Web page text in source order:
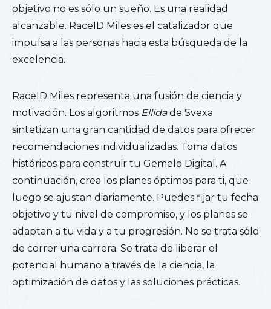
objetivo no es sólo un sueño. Es una realidad
alcanzable. RaceID Miles es el catalizador que
impulsa a las personas hacia esta búsqueda de la
excelencia.
RaceID Miles representa una fusión de ciencia y
motivación. Los algoritmos Ellidade Svexa
sintetizan una gran cantidad de datos para ofrecer
recomendaciones individualizadas. Toma datos
históricos para construir tu Gemelo Digital. A
continuación, crea los planes óptimos para ti, que
luego se ajustan diariamente. Puedes fijar tu fecha
objetivo y tu nivel de compromiso, y los planes se
adaptan a tu vida y a tu progresión. No se trata sólo
de correr una carrera. Se trata de liberar el
potencial humano a través de la ciencia, la
optimización de datos y las soluciones prácticas.